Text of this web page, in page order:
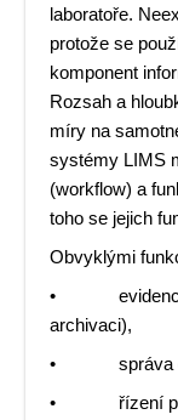
laboratoře.
protože se
komponent
Rozsah a
míry na
systémy LIMS
(workflow) a
toho se jejich
Obvyklými
• evidence a
archivaci),
• správa
• řízení